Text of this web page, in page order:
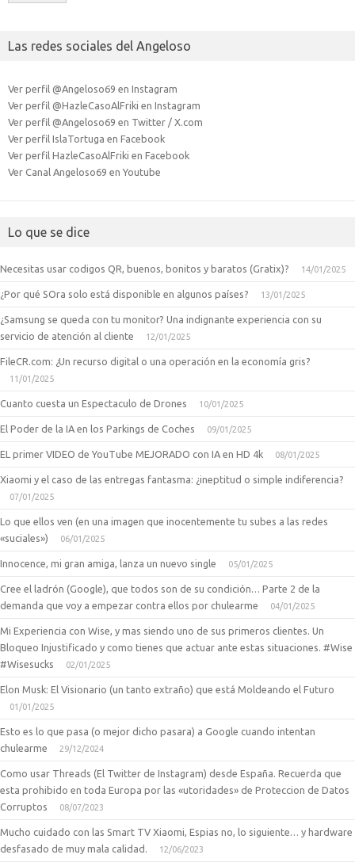
Las redes sociales del Angeloso
Ver perfil @Angeloso69 en Instagram
Ver perfil @HazleCasoAlFriki en Instagram
Ver perfil @Angeloso69 en Twitter / X.com
Ver perfil IslaTortuga en Facebook
Ver perfil HazleCasoAlFriki en Facebook
Ver Canal Angeloso69 en Youtube
Lo que se dice
Necesitas usar codigos QR, buenos, bonitos y baratos (Gratix)? 14/01/2025
¿Por qué SOra solo está disponible en algunos países? 13/01/2025
¿Samsung se queda con tu monitor? Una indignante experiencia con su
servicio de atención al cliente
12/01/2025
FileCR.com: ¿Un recurso digital o una operación en la economía gris?
11/01/2025
Cuanto cuesta un Espectaculo de Drones 10/01/2025
El Poder de la IA en los Parkings de Coches 09/01/2025
EL primer VIDEO de YouTube MEJORADO con IA en HD 4k 08/01/2025
Xiaomi y el caso de las entregas fantasma: ¿ineptitud o simple indiferencia?
07/01/2025
Lo que ellos ven (en una imagen que inocentemente tu subes a las redes
«suciales»)
06/01/2025
Innocence, mi gran amiga, lanza un nuevo single 05/01/2025
Cree el ladrón (Google), que todos son de su condición… Parte 2 de la
demanda que voy a empezar contra ellos por chulearme
04/01/2025
Mi Experiencia con Wise, y mas siendo uno de sus primeros clientes. Un
Bloqueo Injustificado y como tienes que actuar ante estas situaciones. #Wise
#Wisesucks
02/01/2025
Elon Musk: El Visionario (un tanto extraño) que está Moldeando el Futuro
01/01/2025
Esto es lo que pasa (o mejor dicho pasara) a Google cuando intentan
chulearme
29/12/2024
Como usar Threads (El Twitter de Instagram) desde España. Recuerda que
esta prohibido en toda Europa por las «utoridades» de Proteccion de Datos
Corruptos
08/07/2023
Mucho cuidado con las Smart TV Xiaomi, Espias no, lo siguiente… y hardware
desfasado de muy mala calidad.
12/06/2023